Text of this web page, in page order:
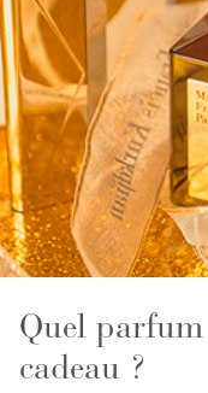
Quel
cadeau ?